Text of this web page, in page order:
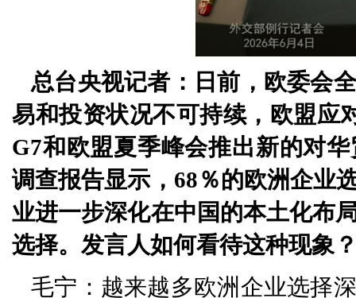
总台央视记者：日前，欧委会
易和投资状况不可持续，欧盟应
G7和欧盟夏季峰会推出新的对
调查报告显示，68％的欧洲企业
业进一步深化在中国的本土化布
选择。发言人如何看待这种现象
毛宁：越来越多欧洲企业选择